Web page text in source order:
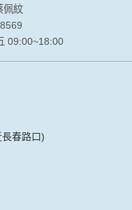
呈現，除供內部研究
文字，但不涉及特定個
目的以外之其他用途。
產品、服務、活動或
，本網站也可以從商
姓名、電話、住址、
、行業等相關資料，
話、住址、身份證字
相關資料，當您註冊
站即取得您的資料。
詢時，伺服器自行產
佩紋
09:00~18:00
春路口)